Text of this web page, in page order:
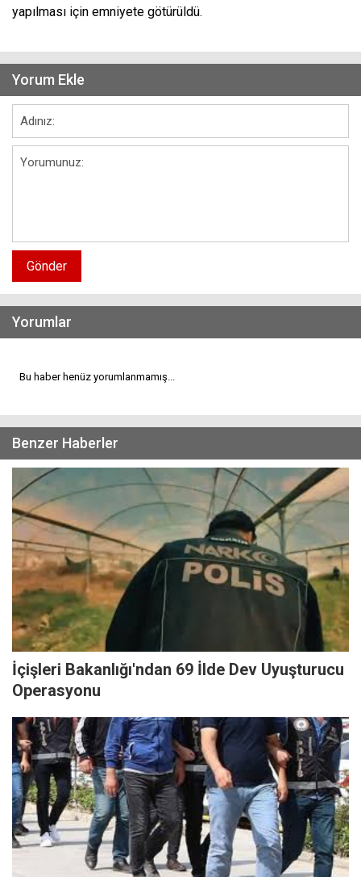
yapılması için emniyete götürüldü.
Yorum Ekle
Gönder
Yorumlar
Bu haber henüz yorumlanmamış...
Benzer Haberler
İçişleri Bakanlığı'ndan 69 İlde Dev Uyuşturucu
Operasyonu